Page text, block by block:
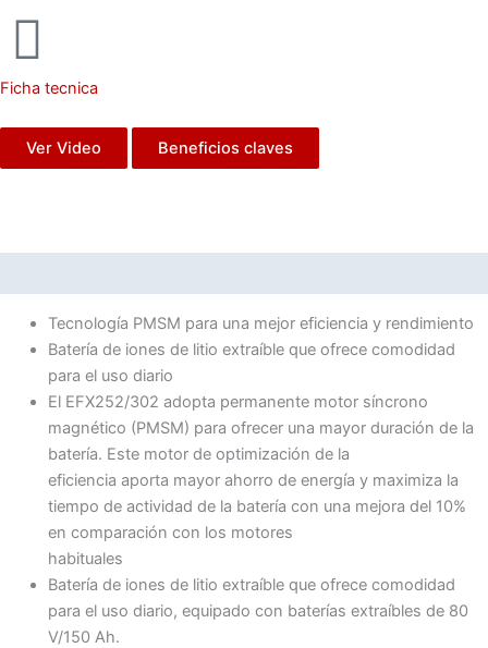
Ficha tecnica
Ver Video Beneficios claves
Tecnología PMSM para una mejor eficiencia y rendimiento
Batería de iones de litio extraíble que ofrece comodidad
para el uso diario
El EFX252/302 adopta permanente motor síncrono
magnético (PMSM) para ofrecer una mayor duración de la
batería. Este motor de optimización de la
eficiencia aporta mayor ahorro de energía y maximiza la
tiempo de actividad de la batería con una mejora del 10%
en comparación con los motores
habituales
Batería de iones de litio extraíble que ofrece comodidad
para el uso diario, equipado con baterías extraíbles de 80
V/150 Ah.